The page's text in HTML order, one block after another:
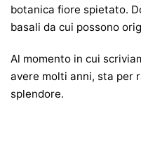
botanica fiore spietato.
basali da cui possono
Al momento in cui
avere molti anni, sta per
splendore.